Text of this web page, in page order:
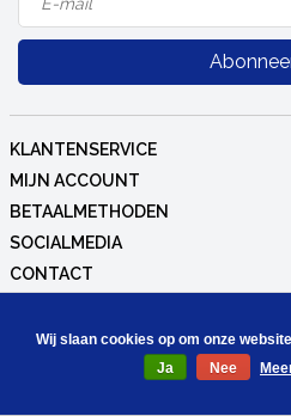
KLANTENSERVICE
MIJN ACCOUNT
BETAALMETHODEN
SOCIALMEDIA
CONTACT
© Copyright
Wij slaan cookies op om onze
Ja
Nee